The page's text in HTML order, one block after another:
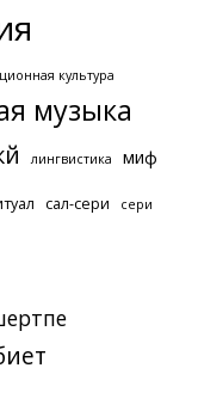
культура
музыка
лингвистика миф
сал-сери сери